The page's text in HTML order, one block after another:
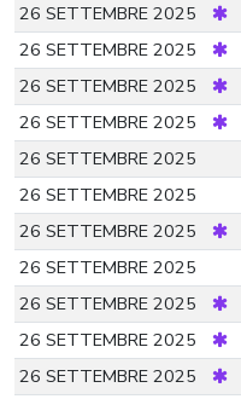
26 SETTEMBRE 2025
26 SETTEMBRE 2025
26 SETTEMBRE 2025
26 SETTEMBRE 2025
26 SETTEMBRE 2025
26 SETTEMBRE 2025
26 SETTEMBRE 2025
26 SETTEMBRE 2025
26 SETTEMBRE 2025
26 SETTEMBRE 2025
26 SETTEMBRE 2025